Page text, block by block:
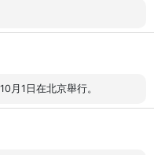
月1日在北京舉行。